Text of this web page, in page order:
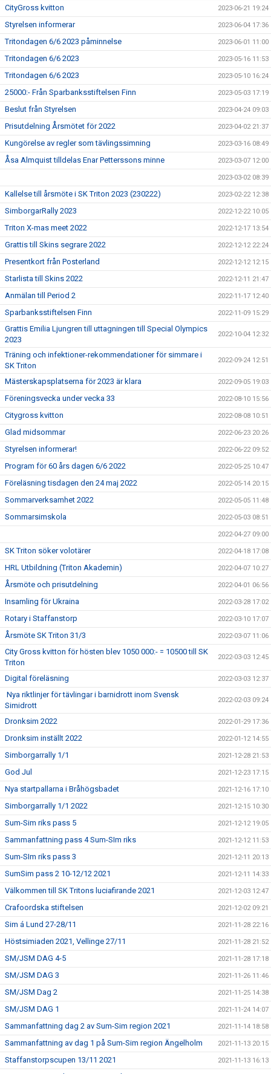
CityGross kvitton 2023-06-21 19:24
Styrelsen informerar 2023-06-04 17:36
Tritondagen 6/6 2023 påminnelse 2023-06-01 11:00
Tritondagen 6/6 2023 2023-05-16 11:53
Tritondagen 6/6 2023 2023-05-10 16:24
25000:- Från Sparbanksstiftelsen Finn 2023-05-03 17:19
Beslut från Styrelsen 2023-04-24 09:03
Prisutdelning Årsmötet för 2022 2023-04-02 21:37
Kungörelse av regler som tävlingssimning 2023-03-16 08:49
Åsa Almquist tilldelas Enar Petterssons minne 2023-03-07 12:00
2023-03-02 08:39
Kallelse till årsmöte i SK Triton 2023 (230222) 2023-02-22 12:38
SimborgarRally 2023 2022-12-22 10:05
Triton X-mas meet 2022 2022-12-17 13:54
Grattis till Skins segrare 2022 2022-12-12 22:24
Presentkort från Posterland 2022-12-12 12:15
Starlista till Skins 2022 2022-12-11 21:47
Anmälan till Period 2 2022-11-17 12:40
Sparbanksstiftelsen Finn 2022-11-09 15:29
Grattis Emilia Ljungren till uttagningen till Special Olympics
2023
2022-10-04 12:32
Träning och infektioner-rekommendationer för simmare i
SK Triton
2022-09-24 12:51
Mästerskapsplatserna för 2023 är klara 2022-09-05 19:03
Föreningsvecka under vecka 33 2022-08-10 15:56
Citygross kvitton 2022-08-08 10:51
Glad midsommar 2022-06-23 20:26
Styrelsen informerar! 2022-06-22 09:52
Program för 60 års dagen 6/6 2022 2022-05-25 10:47
Föreläsning tisdagen den 24 maj 2022 2022-05-14 20:15
Sommarverksamhet 2022 2022-05-05 11:48
Sommarsimskola 2022-05-03 08:51
2022-04-27 09:00
SK Triton söker volotärer 2022-04-18 17:08
HRL Utbildning (Triton Akademin) 2022-04-07 10:27
Årsmöte och prisutdelning 2022-04-01 06:56
Insamling för Ukraina 2022-03-28 17:02
Rotary i Staffanstorp 2022-03-10 17:07
Årsmöte SK Triton 31/3 2022-03-07 11:06
City Gross kvitton för hösten blev 1050 000:- = 10500 till SK
Triton
2022-03-03 12:45
Digital föreläsning 2022-03-03 12:37
Nya riktlinjer för tävlingar i barnidrott inom Svensk
Simidrott
2022-02-03 09:24
Dronksim 2022 2022-01-29 17:36
Dronksim inställt 2022 2022-01-12 14:55
Simborgarrally 1/1 2021-12-28 21:53
God Jul 2021-12-23 17:15
Nya startpallarna i Bråhögsbadet 2021-12-16 17:10
Simborgarrally 1/1 2022 2021-12-15 10:30
Sum-Sim riks pass 5 2021-12-12 19:05
Sammanfattning pass 4 Sum-SIm riks 2021-12-12 11:53
Sum-SIm riks pass 3 2021-12-11 20:13
SumSim pass 2 10-12/12 2021 2021-12-11 14:33
Välkommen till SK Tritons luciafirande 2021 2021-12-03 12:47
Crafoordska stiftelsen 2021-12-02 09:21
Sim á Lund 27-28/11 2021-11-28 22:16
Höstsimiaden 2021, Vellinge 27/11 2021-11-28 21:52
SM/JSM DAG 4-5 2021-11-28 17:18
SM/JSM DAG 3 2021-11-26 11:46
SM/JSM Dag 2 2021-11-25 14:38
SM/JSM DAG 1 2021-11-24 14:07
Sammanfattning dag 2 av Sum-Sim region 2021 2021-11-14 18:58
Sammanfattning av dag 1 på Sum-Sim region Ängelholm 2021-11-13 20:15
Staffanstorpscupen 13/11 2021 2021-11-13 16:13